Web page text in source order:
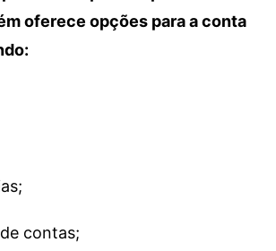
oferece opções para a conta
contas;